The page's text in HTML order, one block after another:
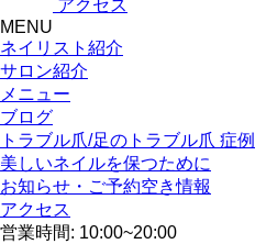
アクセス
MENU
ネイリスト紹介
サロン紹介
メニュー
ブログ
トラブル爪/足のトラブル爪 症
美しいネイルを保つために
お知らせ・ご予約空き情報
アクセス
営業時間: 10:00~20:00